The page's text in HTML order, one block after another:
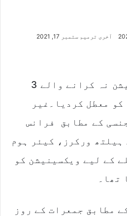
آخری ترمیم ستمبر 17, 2021
فرانس نے ویکسی نیشن نہ کرانے والے 3
معطل کردیا۔غیر
کے مطابق فرانس
کے 27 لاکھ ہیلتھ ورکرز، کیئر ہوم
کے لیے ویکسینیشن کو
تھا۔
مطابق جمعرات کے روز